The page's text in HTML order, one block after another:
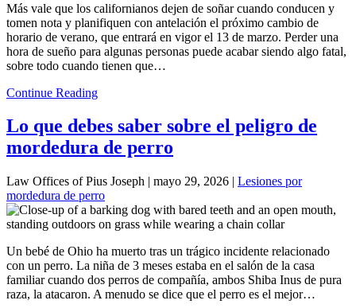
Más vale que los californianos dejen de soñar cuando conducen y
tomen nota y planifiquen con antelación el próximo cambio de
horario de verano, que entrará en vigor el 13 de marzo. Perder una
hora de sueño para algunas personas puede acabar siendo algo fatal,
sobre todo cuando tienen que…
Continue Reading
Lo que debes saber sobre el peligro de
mordedura de perro
Law Offices of Pius Joseph | mayo 29, 2026 | Lesiones por
mordedura de perro
Un bebé de Ohio ha muerto tras un trágico incidente relacionado
con un perro. La niña de 3 meses estaba en el salón de la casa
familiar cuando dos perros de compañía, ambos Shiba Inus de pura
raza, la atacaron. A menudo se dice que el perro es el mejor…